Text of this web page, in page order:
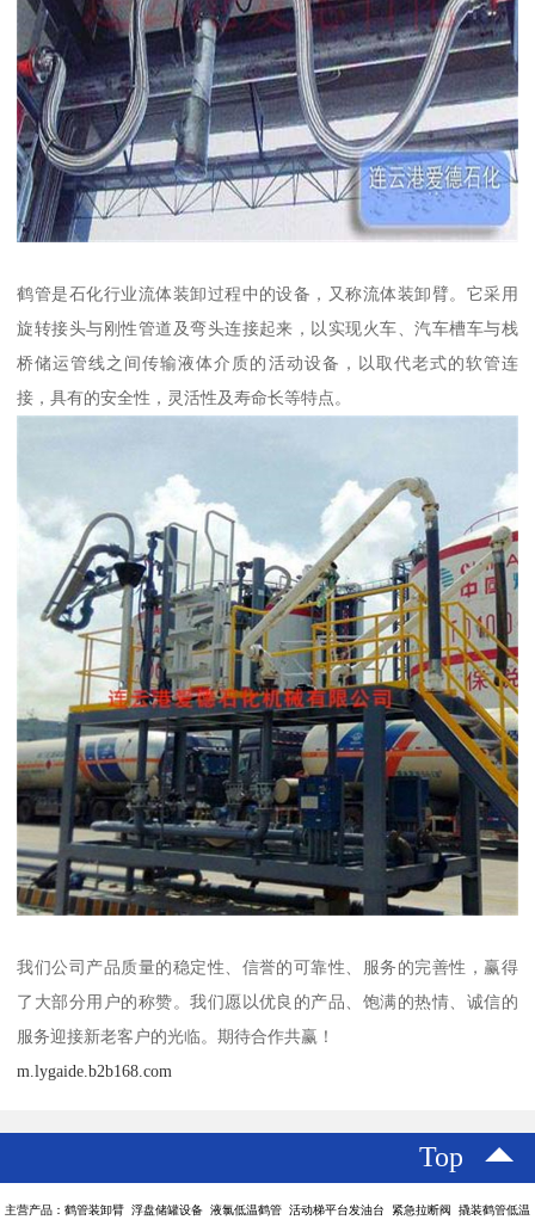
鹤管是石化行业流体装卸过程中的设备，又称流体装卸臂。它采用
旋转接头与刚性管道及弯头连接起来，以实现火车、汽车槽车与栈
桥储运管线之间传输液体介质的活动设备，以取代老式的软管连
接，具有的安全性，灵活性及寿命长等特点。
我们公司产品质量的稳定性、信誉的可靠性、服务的完善性，赢得
了大部分用户的称赞。我们愿以优良的产品、饱满的热情、诚信的
服务迎接新老客户的光临。期待合作共赢！
m.lygaide.b2b168.com
Top
主营产品：鹤管装卸臂 浮盘储罐设备 液氯低温鹤管 活动梯平台发油台 紧急拉断阀 撬装鹤管低温